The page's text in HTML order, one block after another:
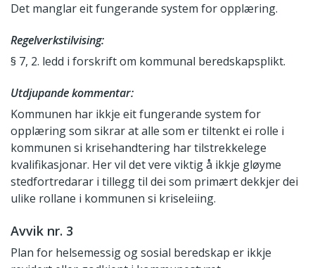
Det manglar eit fungerande system for opplæring.
Regelverkstilvising:
§ 7, 2. ledd i forskrift om kommunal beredskapsplikt.
Utdjupande kommentar:
Kommunen har ikkje eit fungerande system for
opplæring som sikrar at alle som er tiltenkt ei rolle i
kommunen si krisehandtering har tilstrekkelege
kvalifikasjonar. Her vil det vere viktig å ikkje gløyme
stedfortredarar i tillegg til dei som primært dekkjer dei
ulike rollane i kommunen si kriseleiing.
Avvik nr. 3
Plan for helsemessig og sosial beredskap er ikkje